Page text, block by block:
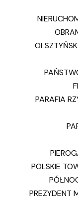
P
PARAFIA
POLSKIE
PREZYDENT